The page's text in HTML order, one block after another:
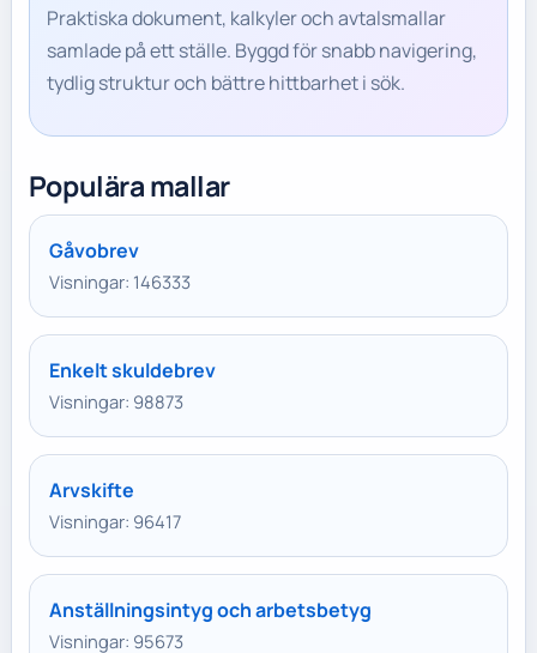
Praktiska dokument, kalkyler och avtalsmallar
samlade på ett ställe. Byggd för snabb navigering,
tydlig struktur och bättre hittbarhet i sök.
Populära mallar
Gåvobrev
Visningar: 146333
Enkelt skuldebrev
Visningar: 98873
Arvskifte
Visningar: 96417
Anställningsintyg och arbetsbetyg
Visningar: 95673